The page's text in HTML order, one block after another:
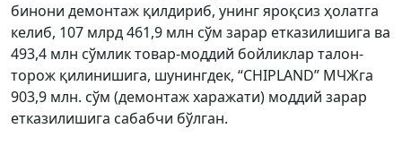
бинони демонтаж қилдириб, унинг яроқсиз ҳолатга
келиб, 107 млрд 461,9 млн сўм зарар етказилишига ва
493,4 млн сўмлик товар-моддий бойликлар талон-
торож қилинишига, шунингдек, “CHIPLAND” МЧЖга
903,9 млн. сўм (демонтаж харажати) моддий зарар
етказилишига сабабчи бўлган.